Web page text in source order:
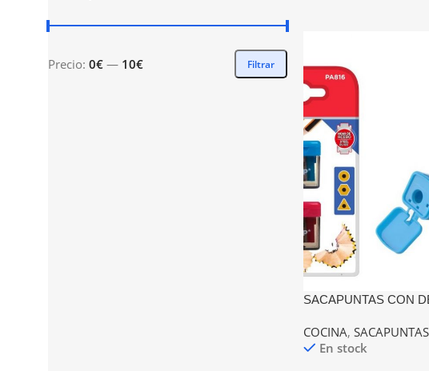
Filtrar
Precio: 0€ — 10€
SACAPUNTAS CON
COCINA, SACAPUNTAS
En stock